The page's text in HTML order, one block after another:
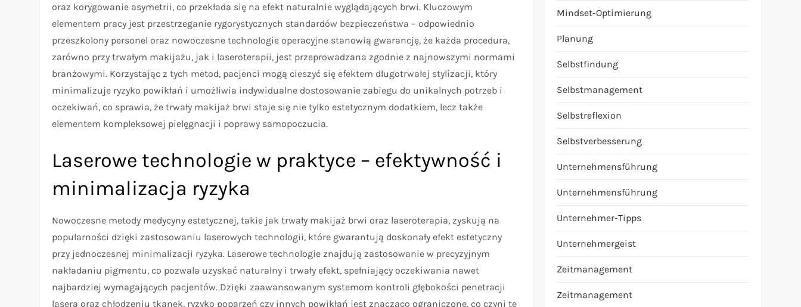
oraz korygowanie asymetrii, co przekłada się na efekt naturalnie wyglądających brwi. Kluczowym
elementem pracy jest przestrzeganie rygorystycznych standardów bezpieczeństwa – odpowiednio
przeszkolony personel oraz nowoczesne technologie operacyjne stanowią gwarancję, że każda procedura,
zarówno przy trwałym makijażu, jak i laseroterapii, jest przeprowadzana zgodnie z najnowszymi normami
branżowymi. Korzystając z tych metod, pacjenci mogą cieszyć się efektem długotrwałej stylizacji, który
minimalizuje ryzyko powikłań i umożliwia indywidualne dostosowanie zabiegu do unikalnych potrzeb i
oczekiwań, co sprawia, że trwały makijaż brwi staje się nie tylko estetycznym dodatkiem, lecz także
elementem kompleksowej pielęgnacji i poprawy samopoczucia.
Laserowe technologie w praktyce – efektywność i
minimalizacja ryzyka
Nowoczesne metody medycyny estetycznej, takie jak trwały makijaż brwi oraz laseroterapia, zyskują na
popularności dzięki zastosowaniu laserowych technologii, które gwarantują doskonały efekt estetyczny
przy jednoczesnej minimalizacji ryzyka. Laserowe technologie znajdują zastosowanie w precyzyjnym
nakładaniu pigmentu, co pozwala uzyskać naturalny i trwały efekt, spełniający oczekiwania nawet
najbardziej wymagających pacjentów. Dzięki zaawansowanym systemom kontroli głębokości penetracji
lasera oraz chłodzeniu tkanek, ryzyko poparzeń czy innych powikłań jest znacząco ograniczone, co czyni te
Mindset-Optimierung
Planung
Selbstfindung
Selbstmanagement
Selbstreflexion
Selbstverbesserung
Unternehmensführung
Unternehmensführung
Unternehmer-Tipps
Unternehmergeist
Zeitmanagement
Zeitmanagement